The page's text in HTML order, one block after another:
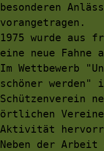
besonderen
vorangetragen.
1975 wurde aus
eine neue Fahne
Im Wettbewerb
schöner werden"
Schützenverein
örtlichen
Aktivität
Neben der Arbeit